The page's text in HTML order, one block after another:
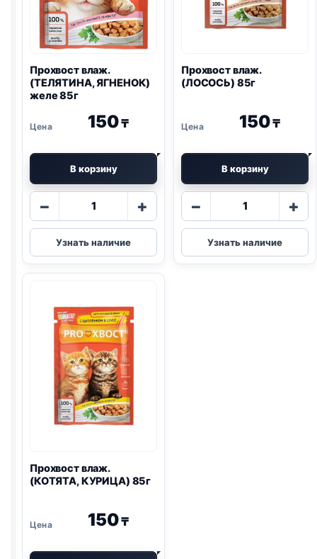
Прохвост влаж.
(ТЕЛЯТИНА, ЯГНЕНОК)
желе 85г
150₸
В корзину
−
Количество
Прохвост
влаж.
(ТЕЛЯТИНА,
85г
+
Узнать наличие
Прохвост влаж.
(ЛОСОСЬ) 85г
150₸
В корзину
−
Количество
Прохвост
влаж.
(ЛОСОСЬ)
+
Узнать наличие
Прохвост влаж.
(КОТЯТА, КУРИЦА) 85г
150₸